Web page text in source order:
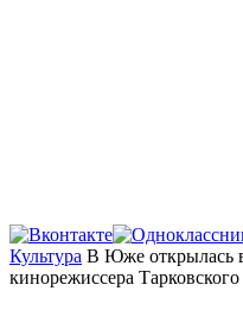
Главная
Культура В Юже открылась
кинорежиссера Тарковского